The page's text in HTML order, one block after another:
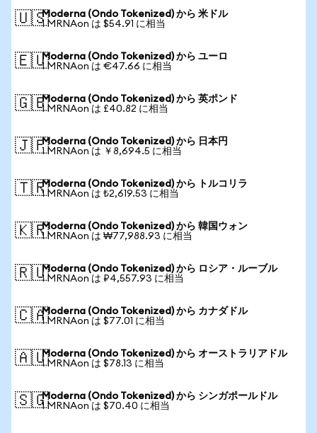
🇺🇸Moderna (Ondo Tokenized) から 米ドル
1 MRNAon は $54.91 に相当
🇪🇺Moderna (Ondo Tokenized) から ユーロ
1 MRNAon は €47.66 に相当
🇬🇧Moderna (Ondo Tokenized) から 英ポンド
1 MRNAon は £40.82 に相当
🇯🇵Moderna (Ondo Tokenized) から 日本円
1 MRNAon は ￥8,694.5 に相当
🇹🇷Moderna (Ondo Tokenized) から トルコリラ
1 MRNAon は ₺2,619.53 に相当
🇰🇷Moderna (Ondo Tokenized) から 韓国ウォン
1 MRNAon は ₩77,988.93 に相当
🇷🇺Moderna (Ondo Tokenized) から ロシア・ルーブル
1 MRNAon は ₽4,557.93 に相当
🇨🇦Moderna (Ondo Tokenized) から カナダドル
1 MRNAon は $77.01 に相当
🇦🇺Moderna (Ondo Tokenized) から オーストラリアドル
1 MRNAon は $78.13 に相当
🇸🇬Moderna (Ondo Tokenized) から シンガポールドル
1 MRNAon は $70.40 に相当